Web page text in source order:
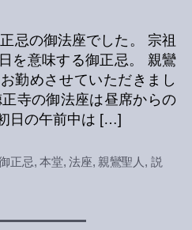
忌の御法座でした。 宗祖
を意味する御正忌。 親鸞
勤めさせていただきまし
寺の御法座は昼席からの
日の午前中は […]
正忌, 本堂, 法座, 親鸞聖人, 説